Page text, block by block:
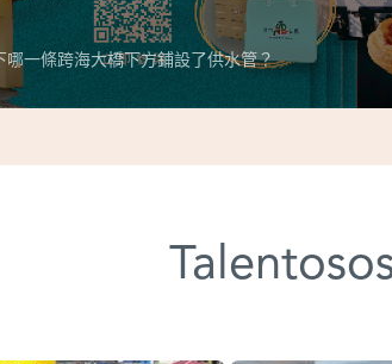
哪一條跨海大橋下方鋪設了供水管？